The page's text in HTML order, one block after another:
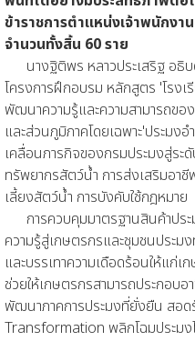
ข้าราชการตำแหน่งเจ้าพนักงา
จำนวนทั้งสิ้น 60 ราย
นางฐิติพร หลาวประเสริฐ อธิบ
โครงการฝึกอบรม หลักสูตร 'โรง
พัฒนาความรู้และความสามารถขอ
และส่วนภูมิภาคโดยเฉพาะ'ประมง
เคลื่อนภารกิจของกรมประมงสู่ร
ทรัพยากรสัตว์น้ำ การส่งเสริมอาชี
เลี้ยงสัตว์น้ำ การบังคับใช้กฎหมาย
การควบคุมมาตรฐานสินค้าประ
ความรู้สู่เกษตรกรและชุมชนประม
และบรรเทาความเดือดร้อนให้แก่
ช่วยให้เกษตรกรสามารถประกอบ
พัฒนาภาคการประมงที่ยั่งยืน สอด
Transformation พลิกโฉมประมง